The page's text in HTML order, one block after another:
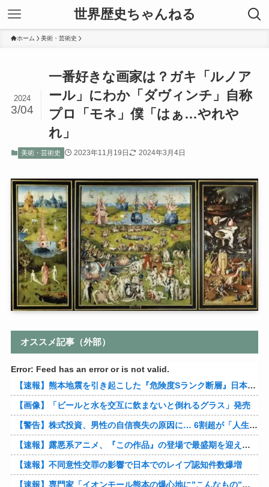
世界歴史ちゃんねる
ホーム 美術・芸術史
一番好きな画家は？ガキ「ルノア
ール」にわか「ダヴィンチ」自称
プロ「モネ」僕「はぁ…やれや
れ」
2024
3/04
美術・芸術史 2023年11月19日 2024年3月4日
オススメ記事（外部）
Error: Feed has an error or is not valid.
【速報】熊本地震を引き起こした『危険度Sランク断層』日本のド真ん中に10カ所もあると判明
【画像】「ビールと水を交互に飲まないと倒れるグラス」発売
【警告】株式投資、男性の自信喪失の原因に… 6割超が「人生の敗者」自認
【速報】露悪系アニメ、『この作品』の登場で最盛期を迎えてしまう…
【速報】不同意性交罪の影響で日本でのレイプ認知件数爆増
【速報】専門家「イオンモール熊本の爆心地に”こんなもの”があったんだけど…」